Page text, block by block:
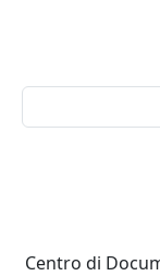
Centro di